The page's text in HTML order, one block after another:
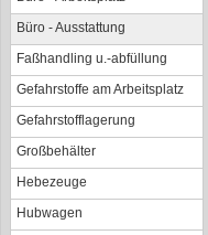
Büro - Ausstattung
Faßhandling u.-abfüllung
Gefahrstoffe am Arbeitsplatz
Gefahrstofflagerung
Großbehälter
Hebezeuge
Hubwagen